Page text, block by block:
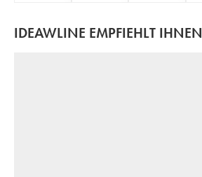
IDEAWLINE EMPFIEHLT IHNEN